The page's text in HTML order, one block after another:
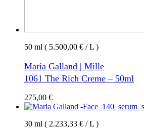
50 ml ( 5.500,00 € / L )
Maria Galland | Mille
1061 The Rich Creme – 50ml
275,00 €
30 ml ( 2.233,33 € / L )